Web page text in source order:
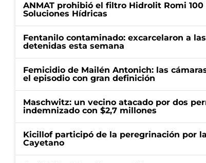
ANMAT prohibió el filtro Hidrolit Romi
Soluciones Hídricas
Fentanilo contaminado: excarcelaron a
detenidas esta semana
Femicidio de Mailén Antonich: las
el episodio con gran definición
Maschwitz: un vecino atacado por dos
indemnizado con $2,7 millones
Kicillof participó de la peregrinación por
Cayetano